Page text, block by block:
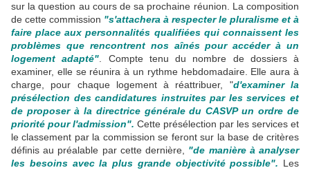
sur la question au cours de sa prochaine réunion. La composition
de cette commission "s'attachera à respecter le pluralisme et à
faire place aux personnalités qualifiées qui connaissent les
problèmes que rencontrent nos aînés pour accéder à un
logement adapté" . Compte tenu du nombre de dossiers à
examiner, elle se réunira à un rythme hebdomadaire. Elle aura à
charge, pour chaque logement à réattribuer, "d'examiner la
présélection des candidatures instruites par les services et
de proposer à la directrice générale du CASVP un ordre de
priorité pour l'admission". Cette présélection par les services et
le classement par la commission se feront sur la base de critères
définis au préalable par cette dernière, "de manière à analyser
les besoins avec la plus grande objectivité possible". Les